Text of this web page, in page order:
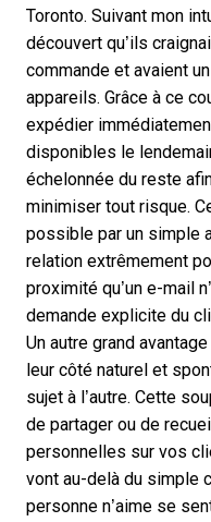
Toronto. Suivant mon
découvert qu’ils
commande et avaient
appareils. Grâce à ce
expédier
disponibles le
échelonnée du reste
minimiser tout risque.
possible par un simple
relation extrêmement
proximité qu’un e-mail
demande explicite du
Un autre grand
leur côté naturel et
sujet à l’autre. Cette
de partager ou de
personnelles sur vos
vont au-delà du simple
personne n’aime se